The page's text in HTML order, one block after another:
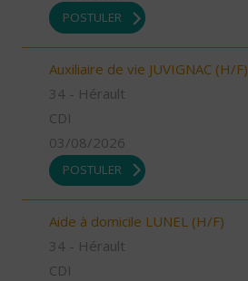
POSTULER
Auxiliaire de vie JUVIGNAC (H/F)
34 - Hérault
CDI
03/08/2026
POSTULER
Aide à domicile LUNEL (H/F)
34 - Hérault
CDI